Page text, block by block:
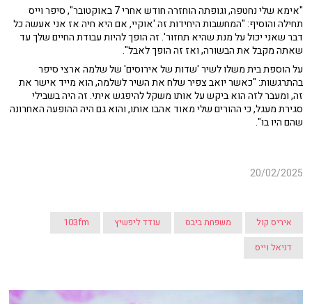
"אימא שלי נחטפה, וגופתה הוחזרה חודש אחרי 7 באוקטובר", סיפר וייס
תחילה והוסיף: "המחשבות היחידות זה 'אוקיי, אם היא חיה אז אני אעשה כל
דבר שאני יכול על מנת שהיא תחזור'. זה הופך להיות עבודת החיים שלך עד
שאתה מקבל את הבשורה, ואז זה הופך לאבל".
על הוספת בית משלו לשיר 'שדות של אירוסים' של שלמה ארצי סיפר
בהתרגשות: "כאשר יואב צפיר שלח את השיר לשלמה, הוא מייד אישר את
זה, ומעבר לזה הוא ביקש על אותו משקל להיפגש איתי. זה היה בשבילי
סגירת מעגל, כי ההורים שלי מאוד אהבו אותו, והוא גם היה ההופעה האחרונה
שהם היו בו".
20/02/2025
איריס קול משפחת ביבס עודד ליפשיץ
103fm
דניאל וייס